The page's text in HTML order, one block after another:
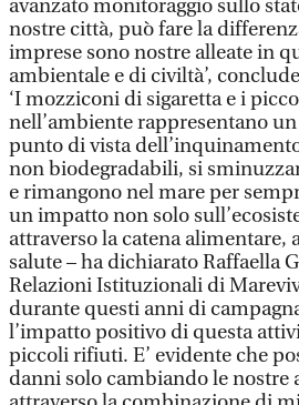
avanzato monitoraggio sullo
nostre città, può fare la
imprese sono nostre alleate in
ambientale e di civiltà’,
‘I mozziconi di sigaretta e i
nell’ambiente rappresentano
punto di vista
non biodegradabili, si
e rimangono nel mare per
un impatto non solo
attraverso la catena alimentare,
salute – ha dichiarato Raffaella
Relazioni Istituzionali di
durante questi anni di
l’impatto positivo di questa
piccoli rifiuti. E’ evidente che
danni solo cambiando le nostre